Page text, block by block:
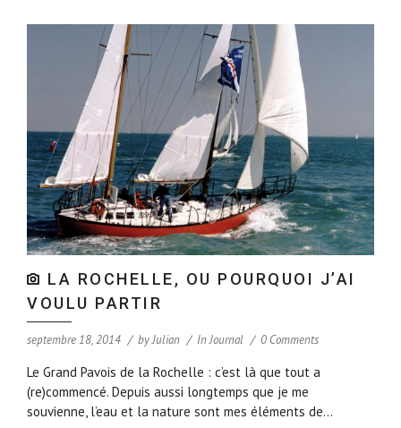
LA ROCHELLE, OU POURQUOI J’AI
VOULU PARTIR
septembre 18, 2014 byJulian InJournal 0 Comments
Le Grand Pavois de la Rochelle : c’est là que tout a
(re)commencé. Depuis aussi longtemps que je me
souvienne, l’eau et la nature sont mes éléments de...